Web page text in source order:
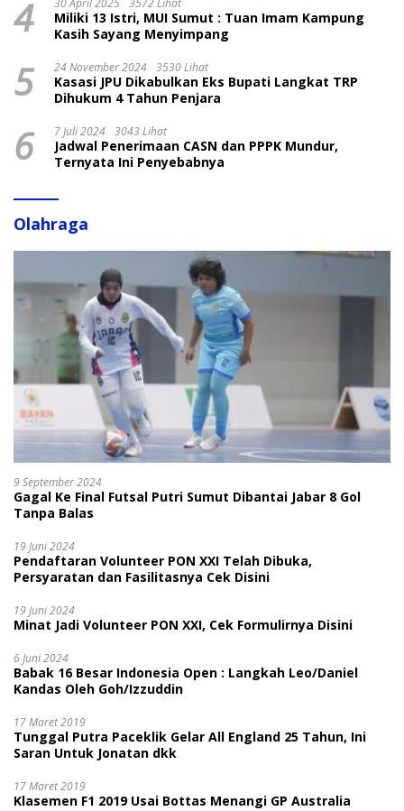
4 30 April 2025 3572 Lihat
Miliki 13 Istri, MUI Sumut : Tuan Imam Kampung
Kasih Sayang Menyimpang
5 24 November 2024 3530 Lihat
Kasasi JPU Dikabulkan Eks Bupati Langkat TRP
Dihukum 4 Tahun Penjara
6 7 Juli 2024 3043 Lihat
Jadwal Penerimaan CASN dan PPPK Mundur,
Ternyata Ini Penyebabnya
Olahraga
9 September 2024
Gagal Ke Final Futsal Putri Sumut Dibantai Jabar 8 Gol
Tanpa Balas
19 Juni 2024
Pendaftaran Volunteer PON XXI Telah Dibuka,
Persyaratan dan Fasilitasnya Cek Disini
19 Juni 2024
Minat Jadi Volunteer PON XXI, Cek Formulirnya Disini
6 Juni 2024
Babak 16 Besar Indonesia Open : Langkah Leo/Daniel
Kandas Oleh Goh/Izzuddin
17 Maret 2019
Tunggal Putra Paceklik Gelar All England 25 Tahun, Ini
Saran Untuk Jonatan dkk
17 Maret 2019
Klasemen F1 2019 Usai Bottas Menangi GP Australia